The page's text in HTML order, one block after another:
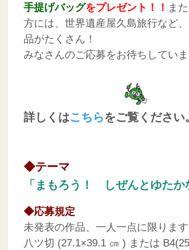
手提げバッグをプレゼント！！ ま
方には、世界遺産屋久島旅行など
品がたくさん！
みなさんのご応募をお待ちしていま
詳しくはこちらをご覧ください
◆テーマ
「まもろう！ しぜんとゆたか
◆応募規定
未発表の作品、一人一点に限ります
八ツ切 (27.1×39.1 ㎝ ) または